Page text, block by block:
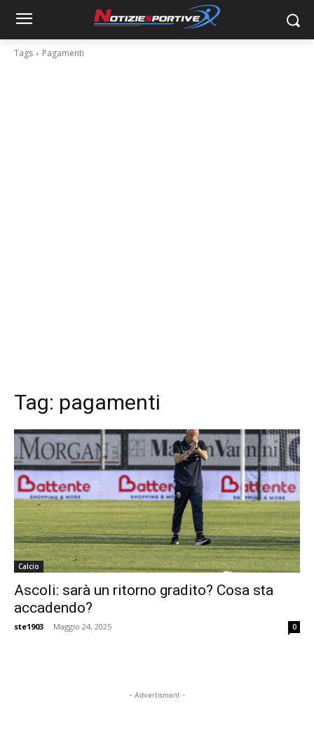
Tags Pagamenti
Tag: pagamenti
Calcio
Ascoli: sarà un ritorno gradito? Cosa sta
accadendo?
ste1903 - Maggio 24, 2025 0
- Advertisment -